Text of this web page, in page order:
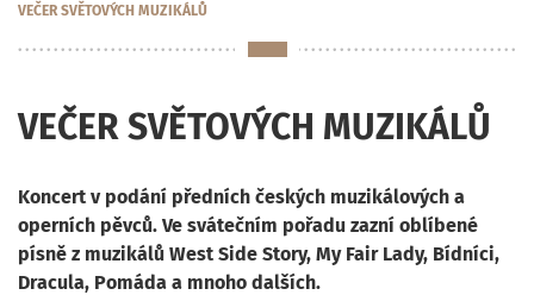
VEČER SVĚTOVÝCH MUZIKÁLŮ
VEČER SVĚTOVÝCH MUZIKÁLŮ
Koncert v podání předních českých muzikálových a
operních pěvců. Ve svátečním pořadu zazní oblíbené
písně z muzikálů West Side Story, My Fair Lady, Bídníci,
Dracula, Pomáda a mnoho dalších.